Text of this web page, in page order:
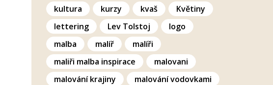
kultura
kurzy kvaš
Květiny
lettering
Lev Tolstoj
logo
malba
malíř
malíři
maliři malba inspirace
malovani
malování krajiny
malování vodovkami